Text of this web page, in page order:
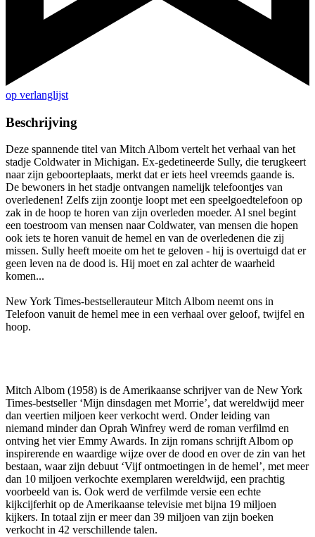
op verlanglijst
Beschrijving
Deze spannende titel van Mitch Albom vertelt het verhaal van het
stadje Coldwater in Michigan. Ex-gedetineerde Sully, die terugkeert
naar zijn geboorteplaats, merkt dat er iets heel vreemds gaande is.
De bewoners in het stadje ontvangen namelijk telefoontjes van
overledenen! Zelfs zijn zoontje loopt met een speelgoedtelefoon op
zak in de hoop te horen van zijn overleden moeder. Al snel begint
een toestroom van mensen naar Coldwater, van mensen die hopen
ook iets te horen vanuit de hemel en van de overledenen die zij
missen. Sully heeft moeite om het te geloven - hij is overtuigd dat er
geen leven na de dood is. Hij moet en zal achter de waarheid
komen...
New York Times-bestsellerauteur Mitch Albom neemt ons in
Telefoon vanuit de hemel mee in een verhaal over geloof, twijfel en
hoop.
Mitch Albom (1958) is de Amerikaanse schrijver van de New York
Times-bestseller ‘Mijn dinsdagen met Morrie’, dat wereldwijd meer
dan veertien miljoen keer verkocht werd. Onder leiding van
niemand minder dan Oprah Winfrey werd de roman verfilmd en
ontving het vier Emmy Awards. In zijn romans schrijft Albom op
inspirerende en waardige wijze over de dood en over de zin van het
bestaan, waar zijn debuut ‘Vijf ontmoetingen in de hemel’, met meer
dan 10 miljoen verkochte exemplaren wereldwijd, een prachtig
voorbeeld van is. Ook werd de verfilmde versie een echte
kijkcijferhit op de Amerikaanse televisie met bijna 19 miljoen
kijkers. In totaal zijn er meer dan 39 miljoen van zijn boeken
verkocht in 42 verschillende talen.